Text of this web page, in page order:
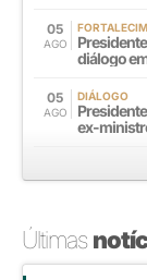
05
AGO
diálogo
05
AGO
DIÁLOGO
ex-
Últimas